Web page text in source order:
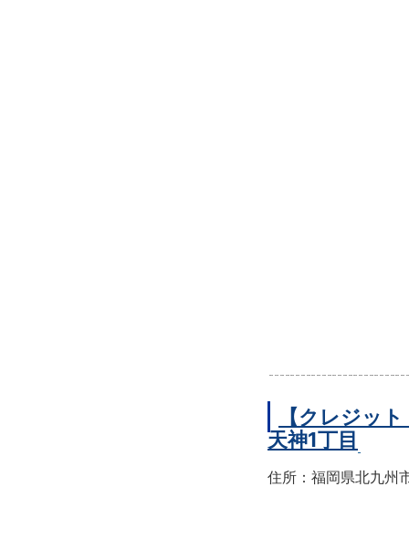
【クレジッ
天神1丁目
住所：福岡県北九州